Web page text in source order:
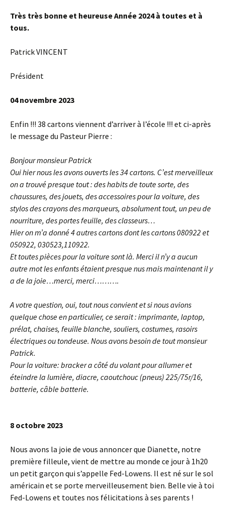
Très très bonne et heureuse Année 2024 à toutes et à
tous.
Patrick VINCENT
Président
04 novembre 2023
Enfin !!! 38 cartons viennent d’arriver à l’école !!! et ci-après
le message du Pasteur Pierre :
Bonjour monsieur Patrick
Oui hier nous les avons ouverts les 34 cartons. C’est merveilleux
on a trouvé presque tout : des habits de toute sorte, des
chaussures, des jouets, des accessoires pour la voiture, des
stylos des crayons des marqueurs, absolument tout, un peu de
nourriture, des portes feuille, des classeurs…
Hier on m’a donné 4 autres cartons dont les cartons 080922 et
050922, 030523,110922.
Et toutes pièces pour la voiture sont là. Merci il n’y a aucun
autre mot les enfants étaient presque nus mais maintenant il y
a de la joie…merci, merci……….
A votre question, oui, tout nous convient et si nous avions
quelque chose en particulier, ce serait : imprimante, laptop,
prélat, chaises, feuille blanche, souliers, costumes, rasoirs
électriques ou tondeuse. Nous avons besoin de tout monsieur
Patrick.
Pour la voiture: bracker a côté du volant pour allumer et
éteindre la lumière, diacre, caoutchouc (pneus) 225/75r/16,
batterie, câble batterie.
8 octobre 2023
Nous avons la joie de vous annoncer que Dianette, notre
première filleule, vient de mettre au monde ce jour à 1h20
un petit garçon qui s’appelle Fed-Lowens. Il est né sur le sol
américain et se porte merveilleusement bien. Belle vie à toi
Fed-Lowens et toutes nos félicitations à ses parents !